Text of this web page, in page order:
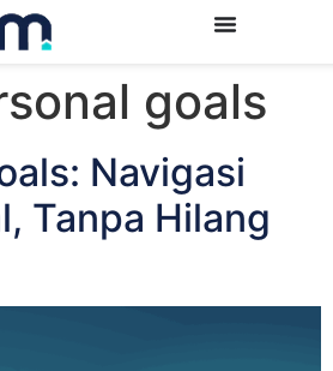
goals
Navigasi
Tanpa Hilang